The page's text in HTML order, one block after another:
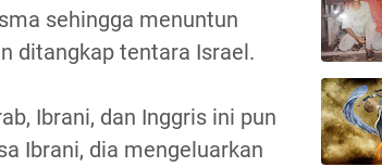
sehingga menuntun
ditangkap tentara Israel.
Ibrani, dan Inggris ini pun
Ibrani, dia mengeluarkan